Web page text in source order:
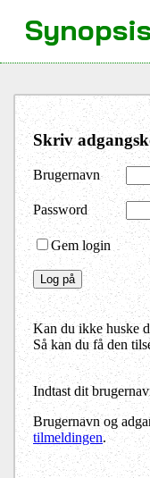
Skriv
Brugernavn
Password
Gem login
Kan du ikke huske
Så kan du få den
Indtast dit
Brugernavn og
tilmeldingen.